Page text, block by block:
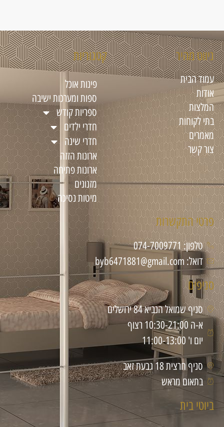
ניווט מהיר
עמוד הבית
אודות
המלצות
בתי לקוחות
מאמרים
צור קשר
קטגוריות
פינות אוכל
ספות ומערכות ישיבה
ספריות קודש
חדרי ילדים
חדרי שינה
ארונות הזזה
ארונות פתיחה
מזנונים
מיטות נסיכה
פרטי התקשרות
טלפון: 074-7009771
דואל: byb6471881@gmail.com
סניפים
סניף שמואל הנביא 84 ירושלים
א-ה 10:30-21:00 רצוף
יום ו' 11:00-13:00
סניף חרצית 18 גבעת זאב
בתאום מראש
ביוטי בית